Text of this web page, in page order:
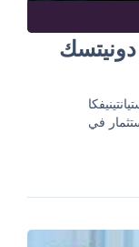
في